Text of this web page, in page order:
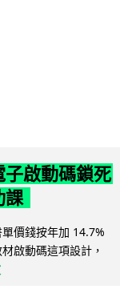
子啟動碼鎖死
課
價錢按年加 14.7%
啟動碼這項設計，